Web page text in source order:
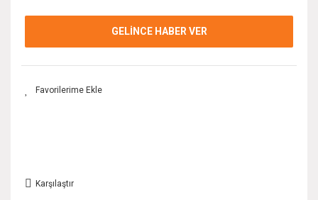
GELİNCE HABER VER
Karşılaştır